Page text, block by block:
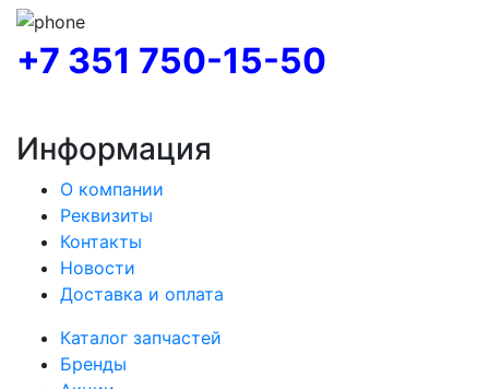
+7 351 750-15-50
Информация
О компании
Реквизиты
Контакты
Новости
Доставка и оплата
Каталог запчастей
Бренды